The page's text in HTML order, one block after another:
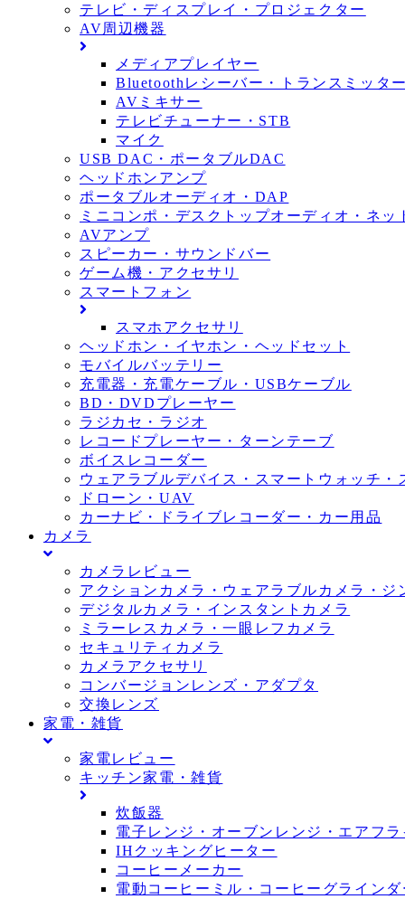
テレビ・ディスプレイ・プロジェクター
AV周辺機器
メディアプレイヤー
Bluetoothレシーバー・トランスミッター
AVミキサー
テレビチューナー・STB
マイク
USB DAC・ポータブルDAC
ヘッドホンアンプ
ポータブルオーディオ・DAP
ミニコンポ・デスクトップオーディオ・ネッ
AVアンプ
スピーカー・サウンドバー
ゲーム機・アクセサリ
スマートフォン
スマホアクセサリ
ヘッドホン・イヤホン・ヘッドセット
モバイルバッテリー
充電器・充電ケーブル・USBケーブル
BD・DVDプレーヤー
ラジカセ・ラジオ
レコードプレーヤー・ターンテーブ
ボイスレコーダー
ウェアラブルデバイス・スマートウォッチ・
ドローン・UAV
カーナビ・ドライブレコーダー・カー用品
カメラ
カメラレビュー
アクションカメラ・ウェアラブルカメラ・ジ
デジタルカメラ・インスタントカメラ
ミラーレスカメラ・一眼レフカメラ
セキュリティカメラ
カメラアクセサリ
コンバージョンレンズ・アダプタ
交換レンズ
家電・雑貨
家電レビュー
キッチン家電・雑貨
炊飯器
電子レンジ・オーブンレンジ・エアフ
IHクッキングヒーター
コーヒーメーカー
電動コーヒーミル・コーヒーグラインダ